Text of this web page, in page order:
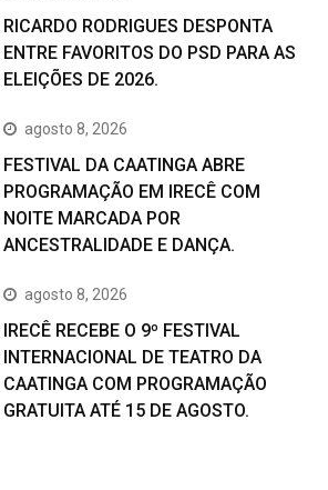
RICARDO RODRIGUES DESPONTA
ENTRE FAVORITOS DO PSD PARA AS
ELEIÇÕES DE 2026.
agosto 8, 2026
FESTIVAL DA CAATINGA ABRE
PROGRAMAÇÃO EM IRECÊ COM
NOITE MARCADA POR
ANCESTRALIDADE E DANÇA.
agosto 8, 2026
IRECÊ RECEBE O 9º FESTIVAL
INTERNACIONAL DE TEATRO DA
CAATINGA COM PROGRAMAÇÃO
GRATUITA ATÉ 15 DE AGOSTO.